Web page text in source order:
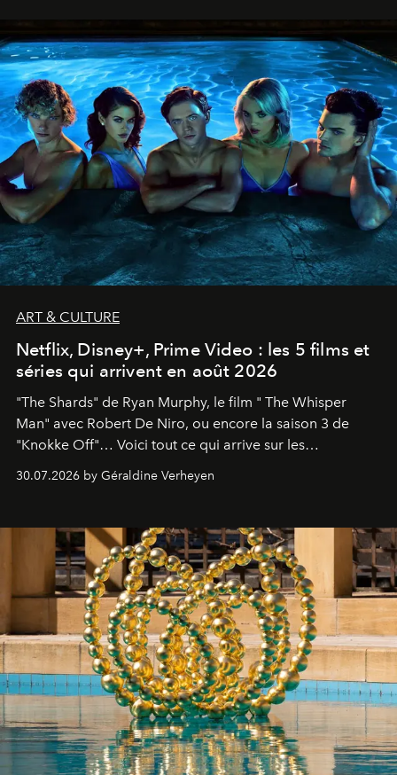
ART & CULTURE
Netflix, Disney+, Prime Video : les 5 films et
séries qui arrivent en août 2026
"The Shards" de Ryan Murphy, le film " The Whisper
Man" avec Robert De Niro, ou encore la saison 3 de
"Knokke Off"… Voici tout ce qui arrive sur les
plateformes de streaming en août 2026.
30.07.2026 by Géraldine Verheyen